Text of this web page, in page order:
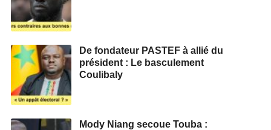
De fondateur PASTEF à allié du
président : Le basculement
Coulibaly
Mody Niang secoue Touba :